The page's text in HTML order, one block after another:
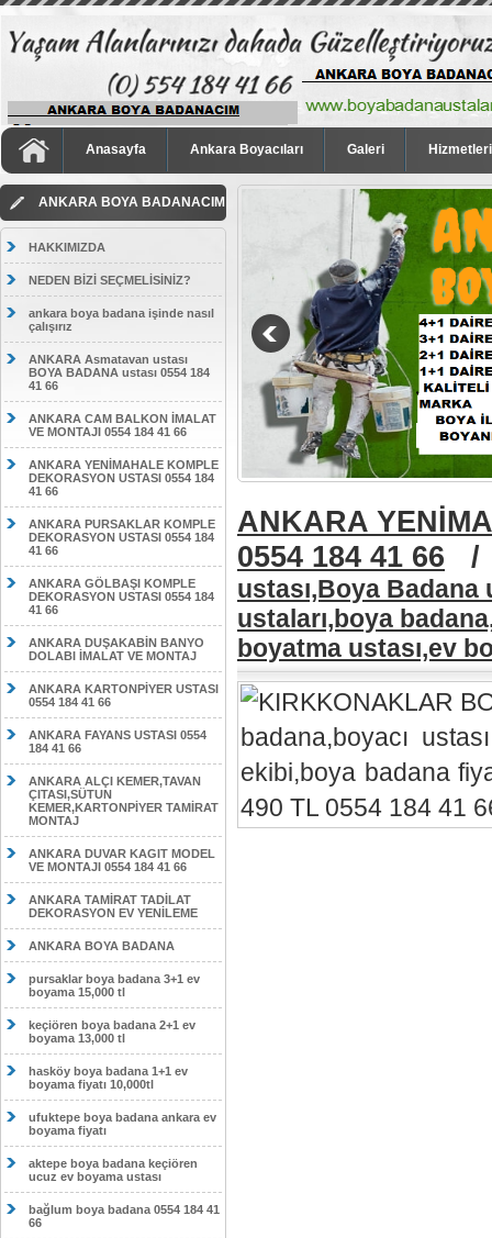
Anasayfa Ankara Boyacıları Galeri
ANKARA BOYA BADANACIM
HAKKIMIZDA
NEDEN BİZİ SEÇMELİSİNİZ?
ankara boya badana işinde nasıl
çalışırız
ANKARA Asmatavan ustası
BOYA BADANA ustası 0554 184
41 66
ANKARA CAM BALKON İMALAT
VE MONTAJI 0554 184 41 66
ANKARA YENİMAHALE KOMPLE
DEKORASYON USTASI 0554 184
41 66
ANKARA PURSAKLAR KOMPLE
DEKORASYON USTASI 0554 184
41 66
ANKARA GÖLBAŞI KOMPLE
DEKORASYON USTASI 0554 184
41 66
ANKARA DUŞAKABİN BANYO
DOLABI İMALAT VE MONTAJ
ANKARA KARTONPİYER USTASI
0554 184 41 66
ANKARA FAYANS USTASI 0554
184 41 66
ANKARA ALÇI KEMER,TAVAN
ÇITASI,SÜTUN
KEMER,KARTONPİYER TAMİRAT
MONTAJ
ANKARA DUVAR KAGIT MODEL
VE MONTAJI 0554 184 41 66
ANKARA TAMİRAT TADİLAT
DEKORASYON EV YENİLEME
ANKARA BOYA BADANA
pursaklar boya badana 3+1 ev
boyama 15,000 tl
keçiören boya badana 2+1 ev
boyama 13,000 tl
hasköy boya badana 1+1 ev
boyama fiyatı 10,000tl
ufuktepe boya badana ankara ev
boyama fiyatı
aktepe boya badana keçiören
ucuz ev boyama ustası
bağlum boya badana 0554 184 41
66
ANKARA
0554 184 41 66
ustası,Boya Badana
ustaları,boya
boyatma ustası,ev